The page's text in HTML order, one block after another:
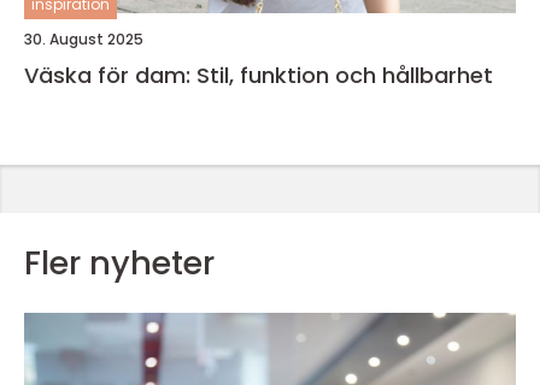
inspiration
30. August 2025
Väska för dam: Stil, funktion och hållbarhet
Fler nyheter